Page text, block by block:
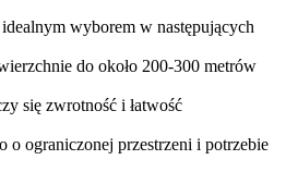
wyborem w następujących
do około 200-300 metrów
się zwrotność i łatwość
o ograniczonej przestrzeni i potrzebie